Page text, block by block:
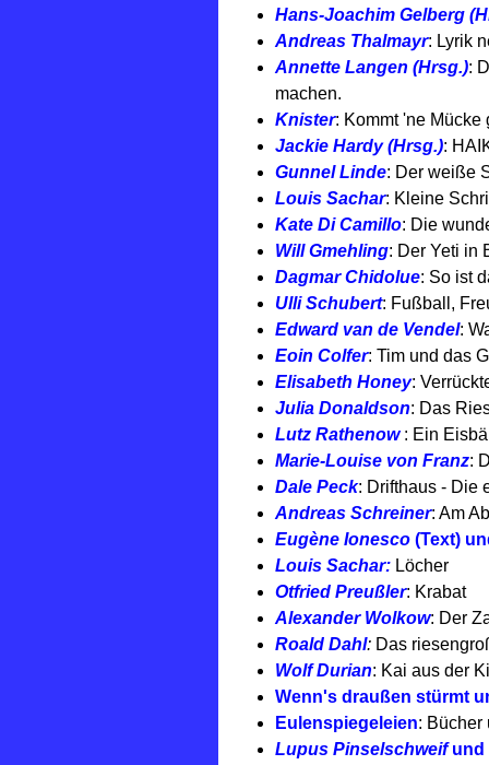
Hans-Joachim Gelberg
Andreas Thalmayr: Lyrik
Annette Langen (Hrsg.):
machen.
Knister: Kommt 'ne Mücke
Jackie Hardy (Hrsg.):
Gunnel Linde: Der weiße
Louis Sachar: Kleine
Kate Di Camillo: Die
Will Gmehling: Der Yeti in
Dagmar Chidolue: So ist
Ulli Schubert: Fußball,
Edward van de Vendel:
Eoin Colfer: Tim und das
Elisabeth Honey:
Julia Donaldson: Das
Lutz Rathenow: Ein
Marie-Louise von Franz:
Dale Peck: Drifthaus - Die
Andreas Schreiner: Am
Eugène Ionesco (Text)
Louis Sachar: Löcher
Otfried Preußler: Krabat
Alexander Wolkow: Der
Roald Dahl: Das
Wolf Durian: Kai aus der
Wenn's draußen stürmt
Eulenspiegeleien:
Lupus Pinselschweifund